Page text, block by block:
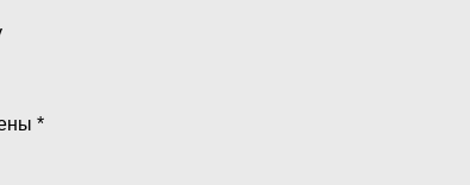
*